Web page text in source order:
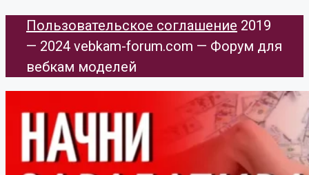
Пользовательское соглашение ​ 2019
— 2024 vebkam-forum.com — Форум для
вебкам моделей